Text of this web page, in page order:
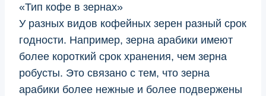
«Тип кофе в зернах»
У разных видов кофейных зерен разный срок
годности. Например, зерна арабики имеют
более короткий срок хранения, чем зерна
робусты. Это связано с тем, что зерна
арабики более нежные и более подвержены